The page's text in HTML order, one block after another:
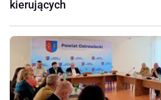
kierujących